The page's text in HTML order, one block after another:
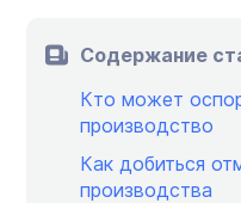
Содержание
Кто может
производство
Как добиться
производства